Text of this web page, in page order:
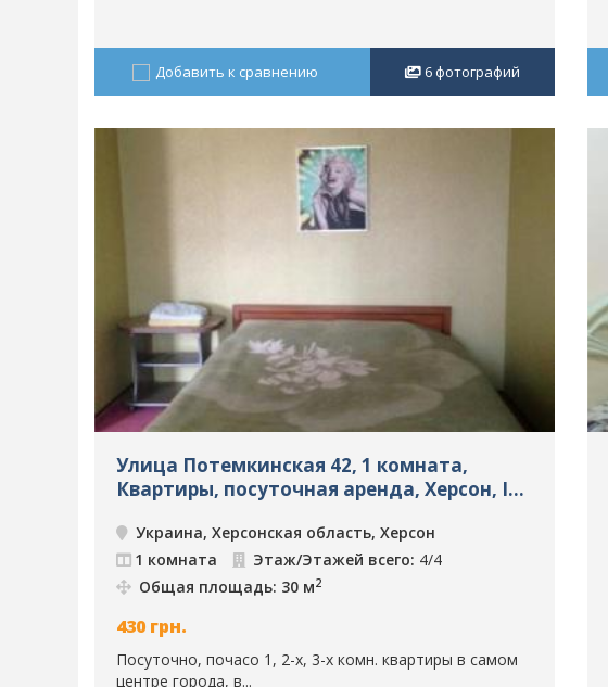
Добавить к сравнению 6фотографий
Улица Потемкинская 42, 1 комната,
Квартиры, посуточная аренда, Херсон, ID:
Украина, Херсонская область, Херсон
1 комната
Этаж/Этажей всего: 4/4
Общая площадь: 30 м2
430 грн.
Посуточно, почасо 1, 2-х, 3-х комн. квартиры в самом
центре города, в...